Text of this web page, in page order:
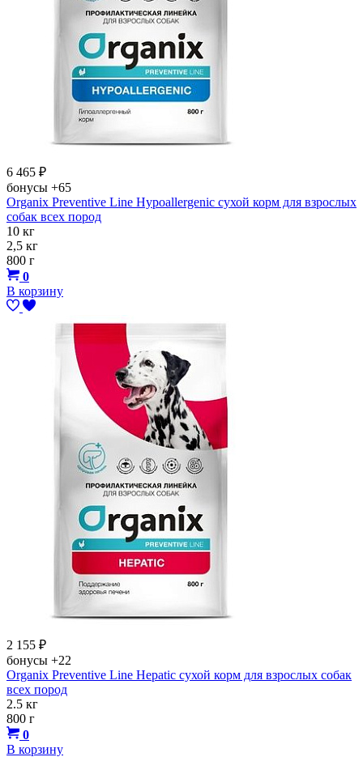
6 465 ₽
бонусы +65
Organix Preventive Line Hypoallergenic сухой корм для взрослых
собак всех пород
10 кг
2,5 кг
800 г
0
В корзину
2 155 ₽
бонусы +22
Organix Preventive Line Hepatic сухой корм для взрослых собак
всех пород
2.5 кг
800 г
0
В корзину